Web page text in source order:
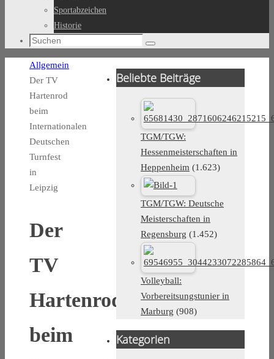
Sportabzeichen
Historie
Suchen
Suchen
Start
Allgemein
Der TV
Hartenrod
beim
Internationalen
Deutschen
Turnfest
in
Leipzig
Der
TV
Hartenrod
beim
Beliebte Beiträge
TGM/TGW:
Hessenmeisterschaften in
Heppenheim (1.623)
TGM/TGW: Deutsche
Meisterschaften in
Regensburg (1.452)
Volleyball:
Vorbereitsungstunier in
Marburg (908)
Kategorien